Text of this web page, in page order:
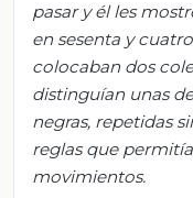
pasar y él les
en sesenta y
colocaban dos
distinguían unas
negras, repetidas
reglas que
movimientos.